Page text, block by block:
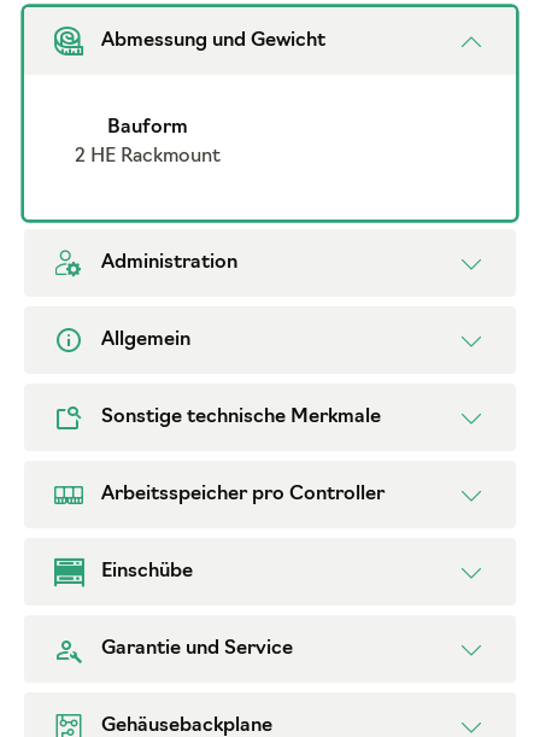
Abmessung und Gewicht
Bauform
2 HE Rackmount
Administration
Allgemein
Sonstige technische Merkmale
Arbeitsspeicher pro Controller
Einschübe
Garantie und Service
Gehäusebackplane